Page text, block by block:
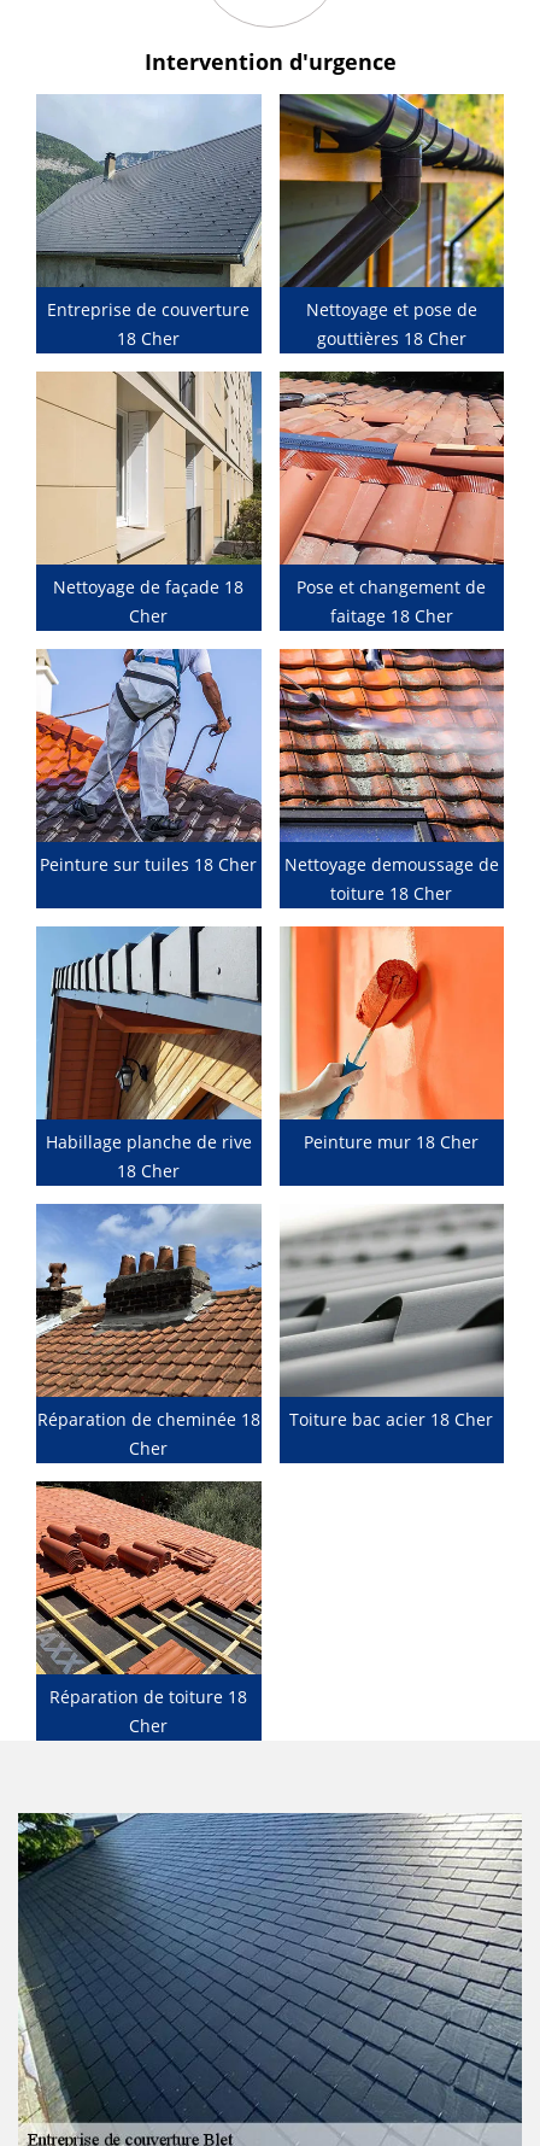
Intervention d'urgence
Entreprise de couverture
18 Cher
Nettoyage et pose de
gouttières 18 Cher
Nettoyage de façade 18
Cher
Pose et changement de
faitage 18 Cher
Peinture sur tuiles 18 Cher
Nettoyage demoussage de
toiture 18 Cher
Habillage planche de rive
18 Cher
Peinture mur 18 Cher
Réparation de cheminée 18
Cher
Toiture bac acier 18 Cher
Réparation de toiture 18
Cher